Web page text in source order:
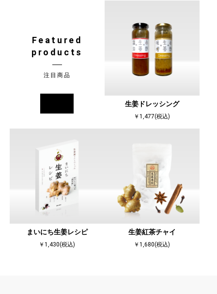
Featured
products
注目商品
生姜ドレッシング
￥1,477(税込)
まいにち生姜レシピ
￥1,430(税込)
生姜紅茶チャイ
￥1,680(税込)